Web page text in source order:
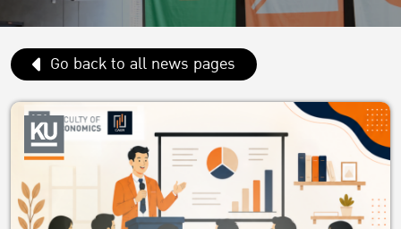
Go back to all news pages